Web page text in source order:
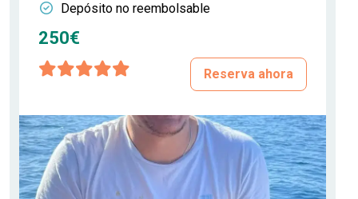
Depósito no reembolsable
250€
Reserva ahora